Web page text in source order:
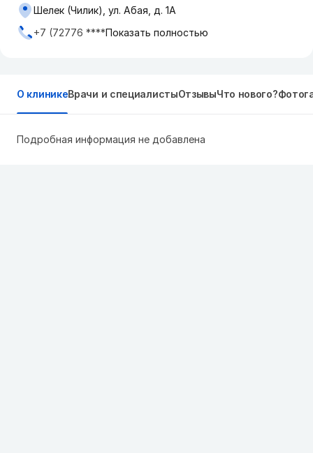
Шелек (Чилик), ул. Абая, д. 1А
+7 (72776 ****Показать полностью
О клиникеВрачи и специалистыОтзывыЧто нового?
Подробная информация не добавлена